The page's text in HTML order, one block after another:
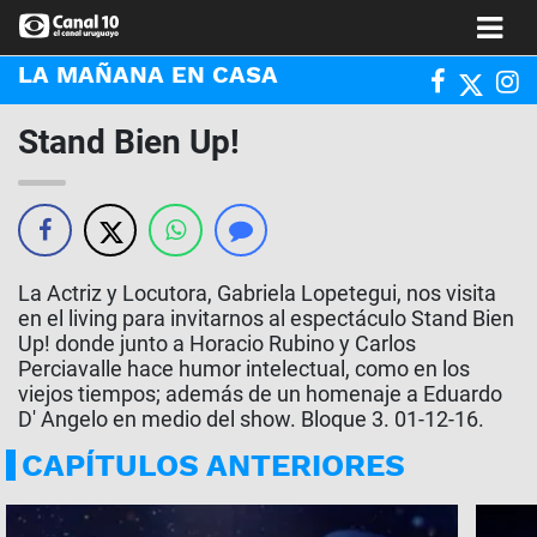
LA MAÑANA EN CASA
Stand Bien Up!
La Actriz y Locutora, Gabriela Lopetegui, nos visita
en el living para invitarnos al espectáculo Stand Bien
Up! donde junto a Horacio Rubino y Carlos
Perciavalle hace humor intelectual, como en los
viejos tiempos; además de un homenaje a Eduardo
D' Angelo en medio del show. Bloque 3. 01-12-16.
CAPÍTULOS ANTERIORES